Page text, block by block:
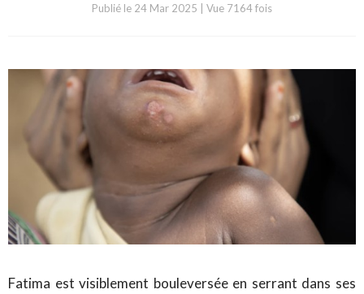
Publié le 24 Mar 2025 Vue 7164 fois
Fatima est visiblement bouleversée en serrant dans ses